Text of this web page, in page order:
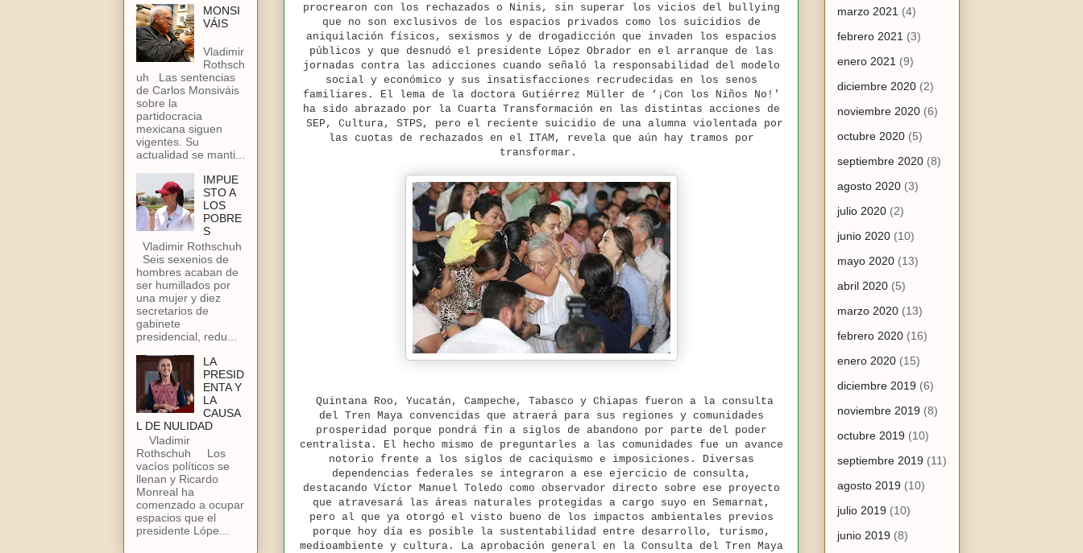
procrearon con los rechazados o Ninis, sin superar los vicios del bullying
que no son exclusivos de los espacios privados como los suicidios de
aniquilación físicos, sexismos y de drogadicción que invaden los espacios
públicos y que desnudó el presidente López Obrador en el arranque de las
jornadas contra las adicciones cuando señaló la responsabilidad del modelo
social y económico y sus insatisfacciones recrudecidas en los senos
familiares. El lema de la doctora Gutiérrez Müller de ‘¡Con los Niños No!'
ha sido abrazado por la Cuarta Transformación en las distintas acciones de
SEP, Cultura, STPS, pero el reciente suicidio de una alumna violentada por
las cuotas de rechazados en el ITAM, revela que aún hay tramos por
transformar.
Quintana Roo, Yucatán, Campeche, Tabasco y Chiapas fueron a la consulta
del Tren Maya convencidas que atraerá para sus regiones y comunidades
prosperidad porque pondrá fin a siglos de abandono por parte del poder
centralista. El hecho mismo de preguntarles a las comunidades fue un avance
notorio frente a los siglos de caciquismo e imposiciones. Diversas
dependencias federales se integraron a ese ejercicio de consulta,
destacando Víctor Manuel Toledo como observador directo sobre ese proyecto
que atravesará las áreas naturales protegidas a cargo suyo en Semarnat,
pero al que ya otorgó el visto bueno de los impactos ambientales previos
porque hoy día es posible la sustentabilidad entre desarrollo, turismo,
medioambiente y cultura. La aprobación general en la Consulta del Tren Maya
MONSI
VÁIS
Vladimir
Rothsch
uh Las sentencias
de Carlos Monsiváis
sobre la
partidocracia
mexicana siguen
vigentes. Su
actualidad se manti...
IMPUE
STO A
LOS
POBRE
S
Vladimir Rothschuh
Seis sexenios de
hombres acaban de
ser humillados por
una mujer y diez
secretarios de
gabinete
presidencial, redu...
LA
PRESID
ENTA Y
LA
CAUSA
L DE NULIDAD
Vladimir
Rothschuh Los
vacíos políticos se
llenan y Ricardo
Monreal ha
comenzado a ocupar
espacios que el
presidente Lópe...
marzo 2021 (4)
febrero 2021 (3)
enero 2021 (9)
diciembre 2020 (2)
noviembre 2020 (6)
octubre 2020 (5)
septiembre 2020 (8)
agosto 2020 (3)
julio 2020 (2)
junio 2020 (10)
mayo 2020 (13)
abril 2020 (5)
marzo 2020 (13)
febrero 2020 (16)
enero 2020 (15)
diciembre 2019 (6)
noviembre 2019 (8)
octubre 2019 (10)
septiembre 2019 (11)
agosto 2019 (10)
julio 2019 (10)
junio 2019 (8)